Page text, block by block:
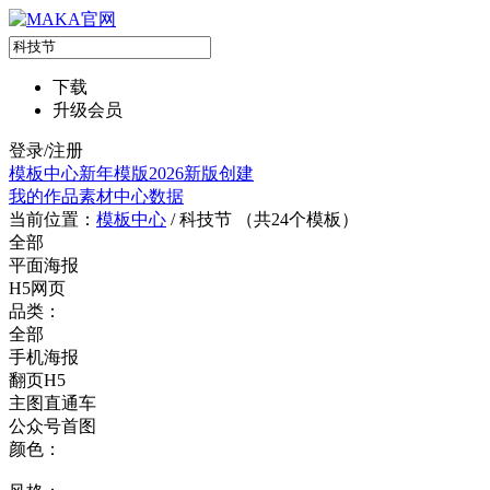
下载
升级会员
登录/注册
模板中心新年模版2026新版创建
我的作品素材中心数据
当前位置： 模板中心 /科技节 （共24个模板）
全部
平面海报
H5网页
品类：
全部
手机海报
翻页H5
主图直通车
公众号首图
颜色：